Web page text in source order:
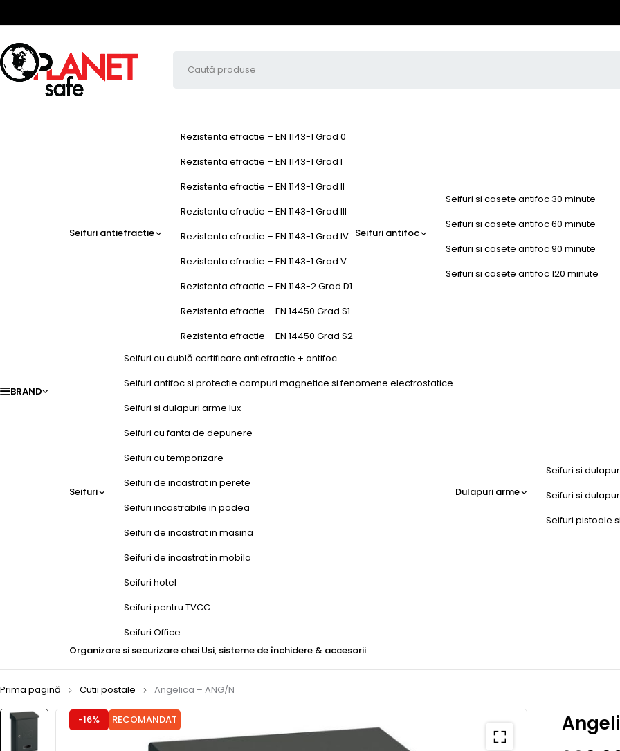
BRAND
Seifuri antiefractie
Rezistenta efractie – EN 1143-1 Grad 0
Rezistenta efractie – EN 1143-1 Grad I
Rezistenta efractie – EN 1143-1 Grad II
Rezistenta efractie – EN 1143-1 Grad III
Rezistenta efractie – EN 1143-1 Grad IV
Rezistenta efractie – EN 1143-1 Grad V
Rezistenta efractie – EN 1143-2 Grad D1
Rezistenta efractie – EN 14450 Grad S1
Rezistenta efractie – EN 14450 Grad S2
Seifuri antifoc
Seifuri si casete antifoc 30 minute
Seifuri si casete antifoc 60 minute
Seifuri si casete antifoc 90 minute
Seifuri si casete antifoc 120 minute
Seifuri
Seifuri cu dublă certificare antiefractie + antifoc
Seifuri antifoc si protectie campuri magnetice si fenomene electrostatice
Seifuri si dulapuri arme lux
Seifuri cu fanta de depunere
Seifuri cu temporizare
Seifuri de incastrat in perete
Seifuri incastrabile in podea
Seifuri de incastrat in masina
Seifuri de incastrat in mobila
Seifuri hotel
Seifuri pentru TVCC
Seifuri Office
Dulapuri arme
Seifuri si
Seifuri si
Seifuri pistoale
Organizare si securizare chei Usi, sisteme de închidere & accesorii
Prima pagină Cutii postale Angelica – ANG/N
-16% RECOMANDAT